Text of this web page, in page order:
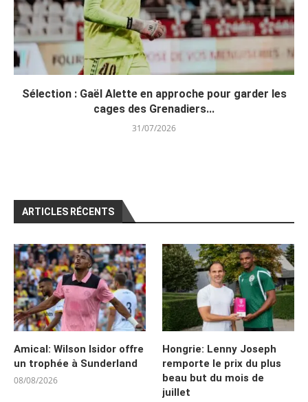
Sélection : Gaël Alette en approche pour garder les
cages des Grenadiers...
31/07/2026
ARTICLES RÉCENTS
Amical: Wilson Isidor offre
un trophée à Sunderland
08/08/2026
Hongrie: Lenny Joseph
remporte le prix du plus
beau but du mois de
juillet